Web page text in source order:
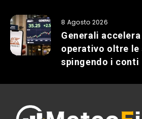
8 Agosto 2026
Generali
operativo oltre le
spingendo i conti